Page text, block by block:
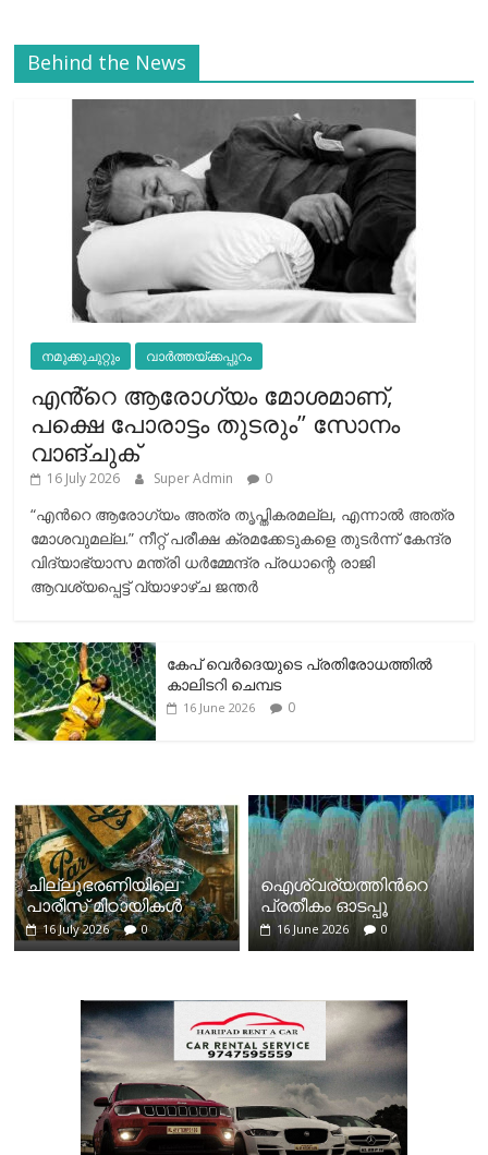
Behind the News
നമുക്കുചുറ്റും വാർത്തയ്ക്കപ്പുറം
എൻ്റെ ആരോഗ്യം മോശമാണ്,
പക്ഷെ പോരാട്ടം തുടരും” സോനം
വാങ്ചുക്
16 July 2026 Super Admin 0
“എന്‍റെ ആരോഗ്യം അത്ര തൃപ്തികരമല്ല, എന്നാൽ അത്ര
മോശവുമല്ല.” നീറ്റ് പരീക്ഷ ക്രമക്കേടുകളെ തുടർന്ന് കേന്ദ്ര
വിദ്യാഭ്യാസ മന്ത്രി ധർമ്മേന്ദ്ര പ്രധാന്റെ രാജി
ആവശ്യപ്പെട്ട് വ്യാഴാഴ്ച ജന്തർ
കേപ് വെര്‍ദെയുടെ പ്രതിരോധത്തില്‍
കാലിടറി ചെമ്പട
16 June 2026 0
ചില്ലുഭരണിയിലെ
പാരീസ് മിഠായികള്‍
16 July 2026 0
ഐശ്വര്യത്തിന്‍റെ
പ്രതീകം ഓടപ്പൂ
16 June 2026 0